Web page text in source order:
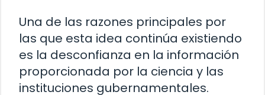
Una de las razones principales por
las que esta idea continúa existiendo
es la desconfianza en la información
proporcionada por la ciencia y las
instituciones gubernamentales.